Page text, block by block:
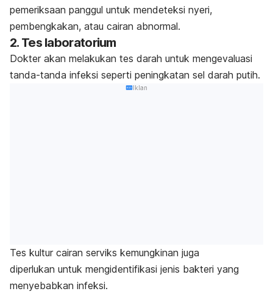
pemeriksaan panggul untuk mendeteksi nyeri,
pembengkakan, atau cairan abnormal.
2. Tes laboratorium
Dokter akan melakukan tes darah untuk mengevaluasi
tanda-tanda infeksi seperti peningkatan sel darah putih.
Iklan
Tes kultur cairan serviks kemungkinan juga
diperlukan untuk mengidentifikasi jenis bakteri yang
menyebabkan infeksi.